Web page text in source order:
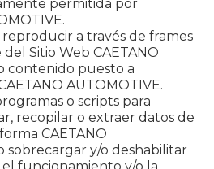
permitida por
reproducir a través de frames
Sitio Web CAETANO
contenido puesto a
AUTOMOTIVE.
o scripts para
recopilar o extraer datos de
CAETANO
sobrecargar y/o deshabilitar